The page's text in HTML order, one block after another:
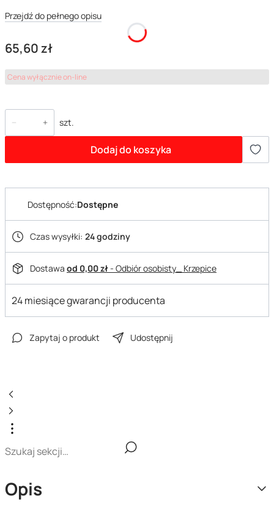
Przejdź do pełnego opisu
Cena
65,60 zł
Cena wyłącznie on-line
szt.
Dodaj do koszyka
Dostępność:Dostępne
Czas wysyłki: 24 godziny
Dostawa od 0,00 zł- Odbiór osobisty_ Krzepice
24 miesiące gwarancji producenta
Zapytaj o produkt Udostępnij
Opis